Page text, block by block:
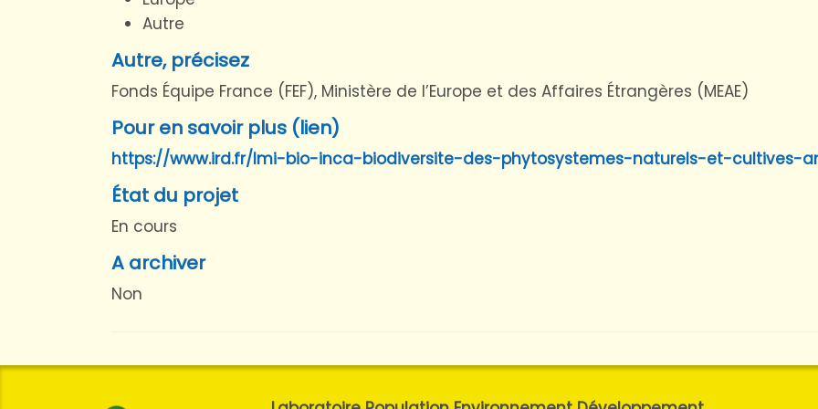
Autre
Autre, précisez
Fonds Équipe France (FEF), Ministère de l’Europe et des Affaires Étrangères (MEAE)
Pour en savoir plus (lien)
https://www.ird.fr/lmi-bio-inca-biodiversite-des-phytosystemes-naturels-et-cultives-
État du projet
En cours
A archiver
Non